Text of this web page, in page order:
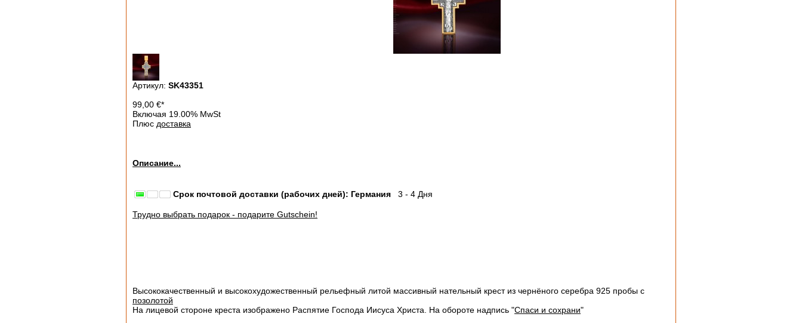
Артикул: SK43351
99,00 €*
Включая 19.00% MwSt
Плюс доставка
Описание...
Срок почтовой доставки (рабочих дней): Германия 3 - 4 Дня
Трудно выбрать подарок - подарите Gutschein!
Высококачественный и высокохудожественный рельефный литой массивный нательный крест из чернёного серебра 925 пробы с
позолотой
На лицевой стороне креста изображено Распятие Господа Иисуса Христа. На обороте надпись "Спаси и сохрани"